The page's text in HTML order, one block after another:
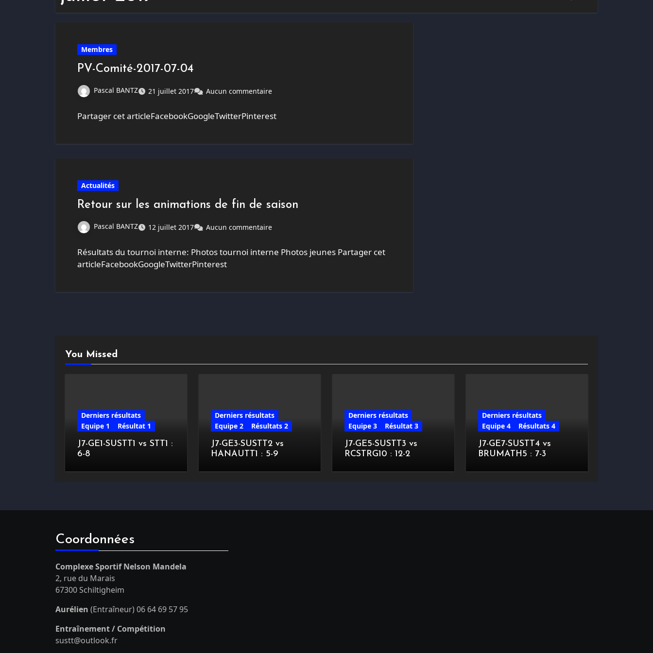
Membres
PV-Comité-2017-07-04
Pascal BANTZ 21 juillet 2017 Aucun commentaire
Partager cet articleFacebookGoogleTwitterPinterest
Actualités
Retour sur les animations de fin de saison
Pascal BANTZ 12 juillet 2017 Aucun commentaire
Résultats du tournoi interne: Photos tournoi interne Photos jeunes Partager cet
articleFacebookGoogleTwitterPinterest
You Missed
Derniers résultats
Equipe 1
Résultat 1
J7-GE1-SUSTT1 vs STT1 :
6-8
Derniers résultats
Equipe 2
Résultats 2
J7-GE3-SUSTT2 vs
HANAUTT1 : 5-9
Derniers résultats
Equipe 3
Résultat 3
J7-GE5-SUSTT3 vs
RCSTRG10 : 12-2
Derniers résultats
Equipe 4
Résultats 4
J7-GE7-SUSTT4 vs
BRUMATH5 : 7-3
Coordonnées
Complexe Sportif Nelson Mandela
2, rue du Marais
67300 Schiltigheim
Aurélien (Entraîneur) 06 64 69 57 95
Entraînement / Compétition
sustt@outlook.fr